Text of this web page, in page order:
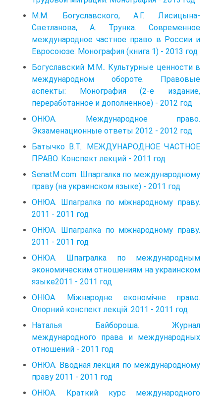
М.М. Богуславского, А.Г. Лисицына-
Светланова, А. Трунка. Современное
международное частное право в России и
Евросоюзе: Монография (книга 1) - 2013 год
Богуславский М.М.. Культурные ценности в
международном обороте. Правовые
аспекты: Монография (2-е издание,
переработанное и дополненное) - 2012 год
ОНЮА. Международное право.
Экзаменационные ответы 2012 - 2012 год
Батычко В.Т.. МЕЖДУНАРОДНОЕ ЧАСТНОЕ
ПРАВО. Конспект лекций - 2011 год
SenatM.com. Шпаргалка по международному
праву (на украинском языке) - 2011 год
ОНЮА. Шпагралка по міжнародному праву.
2011 - 2011 год
ОНЮА. Шпагралка по міжнародному праву.
2011 - 2011 год
ОНЮА. Шпагралка по международным
экономическим отношениям на украинском
языке2011 - 2011 год
ОНЮА. Міжнародне економічне право.
Опорний конспект лекцій. 2011 - 2011 год
Наталья Байбороша. Журнал
международного права и международных
отношений - 2011 год
ОНЮА. Вводная лекция по международному
праву 2011 - 2011 год
ОНЮА. Краткий курс международного